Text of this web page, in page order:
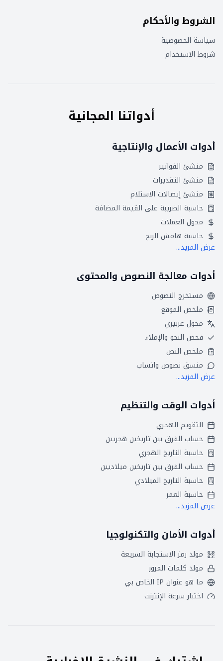
الشروط والأحكام
سياسة الخصوصية
شروط الاستخدام
أدواتنا المجانية
أدوات الأعمال والإنتاجية
منشئ الفواتير
منشئ التقديرات
منشئ إيصالات الاستلام
حاسبة الضريبة على القيمة المضافة
محول العملات
حاسبة هامش الربح
عرض المزيد...
أدوات معالجة النصوص والمحتوى
مستخرج النصوص
ملخص الموقع
محول عربيزي
فحص النحو والإملاء
ملخص النص
منسق نصوص واتساب
عرض المزيد...
أدوات الوقت والتنظيم
التقويم الهجري
حساب الفرق بين تاريخين هجريين
حاسبة التاريخ الهجري
حساب الفرق بين تاريخين ميلاديين
حاسبة التاريخ الميلادي
حاسبة العمر
عرض المزيد...
أدوات الأمان والتكنولوجيا
مولد رمز الاستجابة السريعة
مولد كلمات المرور
ما هو عنوان IP الخاص بي
اختبار سرعة الإنترنت